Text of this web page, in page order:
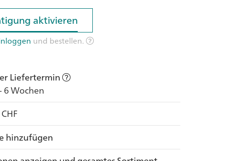
aktivieren
aktivieren
und bestellen.
Liefertermin
6 Wochen
hinzufügen